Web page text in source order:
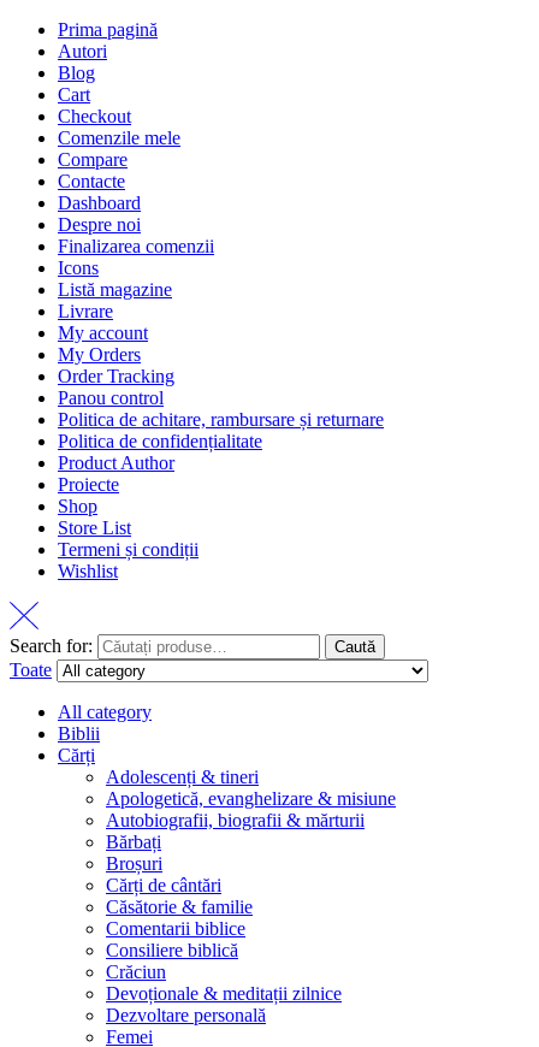
Prima pagină
Autori
Blog
Cart
Checkout
Comenzile mele
Compare
Contacte
Dashboard
Despre noi
Finalizarea comenzii
Icons
Listă magazine
Livrare
My account
My Orders
Order Tracking
Panou control
Politica de achitare, rambursare și returnare
Politica de confidențialitate
Product Author
Proiecte
Shop
Store List
Termeni și condiții
Wishlist
Search for: Caută
Toate
All category
Biblii
Cărți
Adolescenți & tineri
Apologetică, evanghelizare & misiune
Autobiografii, biografii & mărturii
Bărbați
Broșuri
Cărți de cântări
Căsătorie & familie
Comentarii biblice
Consiliere biblică
Crăciun
Devoționale & meditații zilnice
Dezvoltare personală
Femei